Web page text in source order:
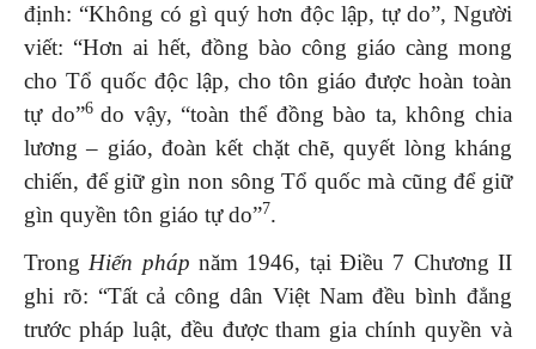
định: “Không có gì quý hơn độc lập, tự do”, Người
viết: “Hơn ai hết, đồng bào công giáo càng mong
cho Tổ quốc độc lập, cho tôn giáo được hoàn toàn
tự do”6 do vậy, “toàn thể đồng bào ta, không chia
lương – giáo, đoàn kết chặt chẽ, quyết lòng kháng
chiến, để giữ gìn non sông Tổ quốc mà cũng để giữ
gìn quyền tôn giáo tự do”7.
TrongHiến pháp năm 1946, tại Điều 7 Chương II
ghi rõ: “Tất cả công dân Việt Nam đều bình đẳng
trước pháp luật, đều được tham gia chính quyền và